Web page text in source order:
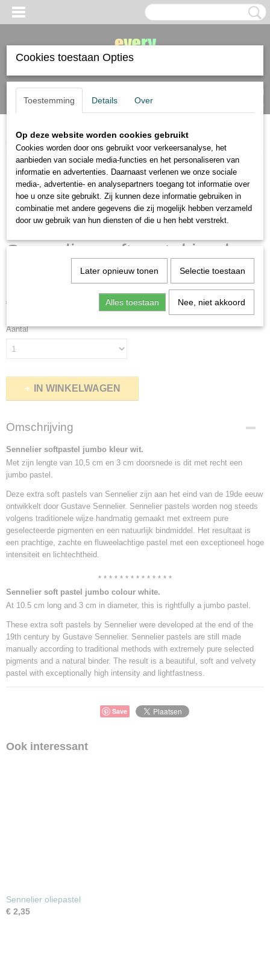
Inloggen Registreren
(0)
Home>Sennelier>Sennelier softpastel jumbo kleur wit
Sennelier softpastel jumbo
kleur wit
€ 12,95 (inclusief btw 21%)
Aantal
IN WINKELWAGEN
Omschrijving
Sennelier softpastel jumbo kleur wit.
Met zijn lengte van 10,5 cm en 3 cm doorsnede is dit met recht een
jumbo pastel.
Deze extra soft pastels van Sennelier zijn aan het eind van de 19de eeuw
ontwikkelt door Gustave Sennelier. Sennelier pastels worden nog steeds
volgens traditionele wijze handmatig gemaakt met extreem pure
geselecteerde pigmenten en een natuurlijk bindmiddel. Het resultaat is
een prachtige, zachte en fluweelachtige pastel met een exceptioneel hoge
intensiteit en lichtechtheid.
* * * * * * * * * * * * * *
Sennelier soft pastel jumbo colour white.
At 10.5 cm long and 3 cm in diameter, this is rightfully a jumbo pastel.
These extra soft pastels by Sennelier were developed at the end of the
19th century by Gustave Sennelier. Sennelier pastels are still made
manually according to traditional methods with extremely pure selected
pigments and a natural binder. The result is a beautiful, soft and velvety
pastel with exceptionally high intensity and lightfastness.
Save
Ook interessant
Sennelier oliepastel
€ 2,35
Cookies toestaan Opties
Toestemming Details Over
Op deze website worden cookies gebruikt
Cookies worden door ons gebruikt voor verkeersanalyse, het
aanbieden van sociale media-functies en het personaliseren van
informatie en advertenties. Daarnaast verlenen we onze sociale
media-, advertentie- en analysepartners toegang tot informatie over
hoe u onze site gebruikt. Zij kunnen deze informatie gebruiken in
combinatie met andere gegevens die zij mogelijk hebben verzameld
door uw gebruik van hun diensten of die u hen hebt verstrekt.
Later opnieuw tonen Selectie toestaan
Alles toestaan Nee, niet akkoord